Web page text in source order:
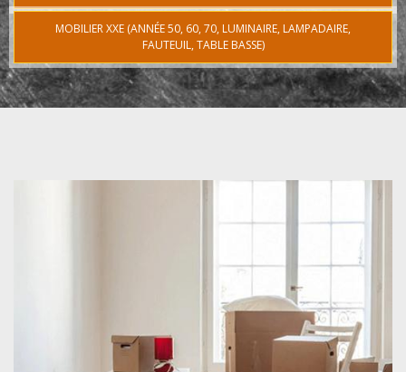
MOBILIER XXE (ANNÉE 50, 60, 70, LUMINAIRE, LAMPADAIRE,
FAUTEUIL, TABLE BASSE)